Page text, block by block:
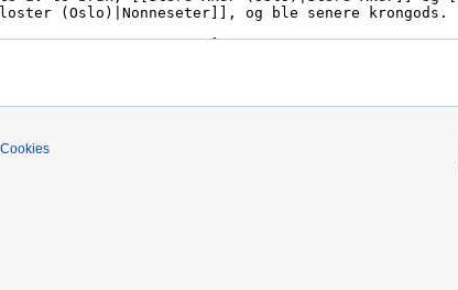
Cookies